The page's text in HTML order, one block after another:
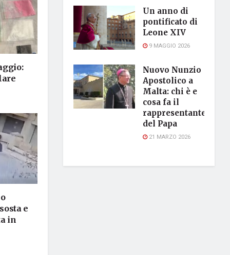
e
in
Un anno di
pontificato di
Leone XIV
9 MAGGIO 2026
Nuovo Nunzio
Apostolico a
Malta: chi è e
cosa fa il
rappresentante
del Papa
21 MARZO 2026